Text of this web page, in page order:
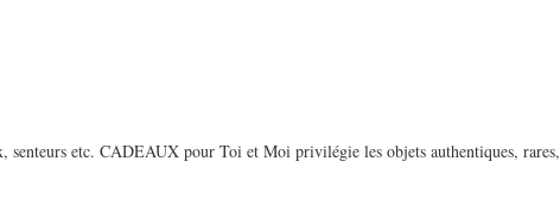
senteurs etc. CADEAUX pour Toi et Moi privilégie les objets authentiques, rares,